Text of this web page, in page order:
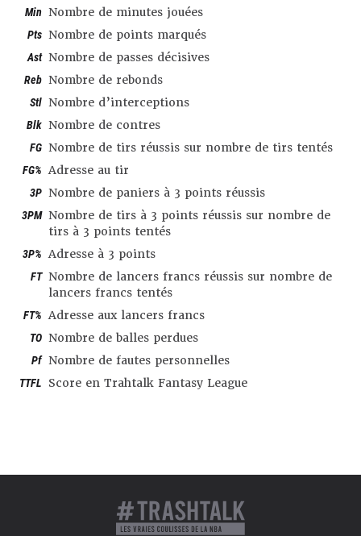
Min Nombre de minutes jouées
Pts Nombre de points marqués
Ast Nombre de passes décisives
Reb Nombre de rebonds
Stl Nombre d’interceptions
Blk Nombre de contres
FG Nombre de tirs réussis sur nombre de tirs tentés
FG% Adresse au tir
3P Nombre de paniers à 3 points réussis
3PM Nombre de tirs à 3 points réussis sur nombre de
tirs à 3 points tentés
3P% Adresse à 3 points
FT Nombre de lancers francs réussis sur nombre de
lancers francs tentés
FT% Adresse aux lancers francs
TO Nombre de balles perdues
Pf Nombre de fautes personnelles
TTFL Score en Trahtalk Fantasy League